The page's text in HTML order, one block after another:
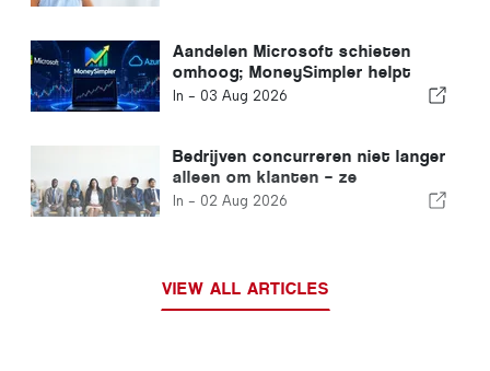
Aandelen Microsoft schieten
omhoog; MoneySimpler helpt
beleggers passief inkomen op te
In - 03 Aug 2026
Bedrijven concurreren niet langer
alleen om klanten – ze
concurreren om talent
In - 02 Aug 2026
VIEW ALL ARTICLES